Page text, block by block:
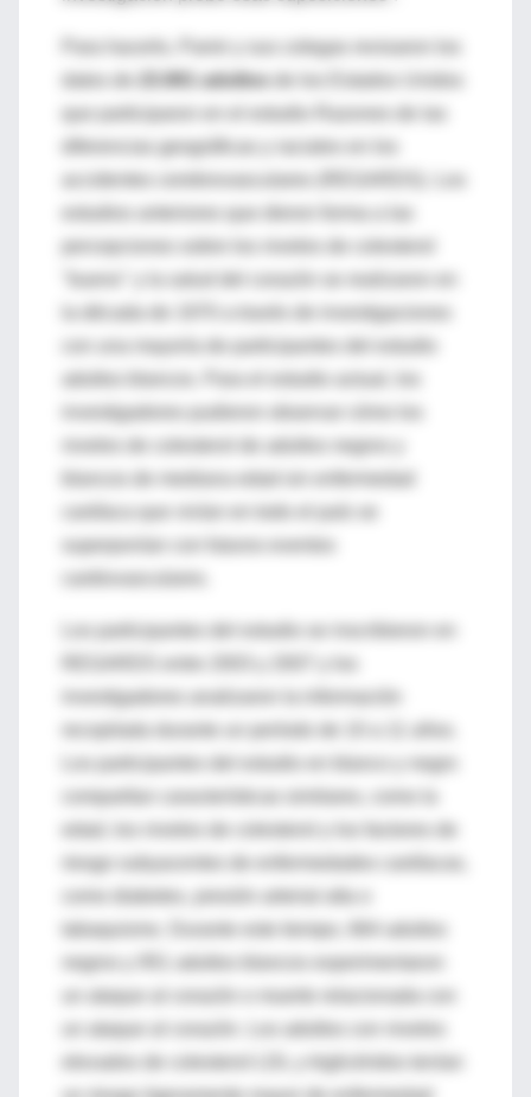
Para hacerlo, Pamir y sus colegas revisaron los
23.901 adultos
diferencias geográficas y raciales en los
la década de 1970 a través de investigaciones
con una mayoría de participantes del estudio
investigadores pudieron observar cómo los
niveles de colesterol de adultos negros y
superponían con futuros eventos
investigadores analizaron la información
Los participantes del estudio en blanco y negro
riesgo subyacentes de enfermedades cardíacas,
tabaquismo. Durante este tiempo, 664 adultos
negros y 951 adultos blancos experimentaron
un ataque al corazón o muerte relacionada con
un ataque al corazón. Los adultos con niveles
elevados de colesterol LDL y triglicéridos tenían